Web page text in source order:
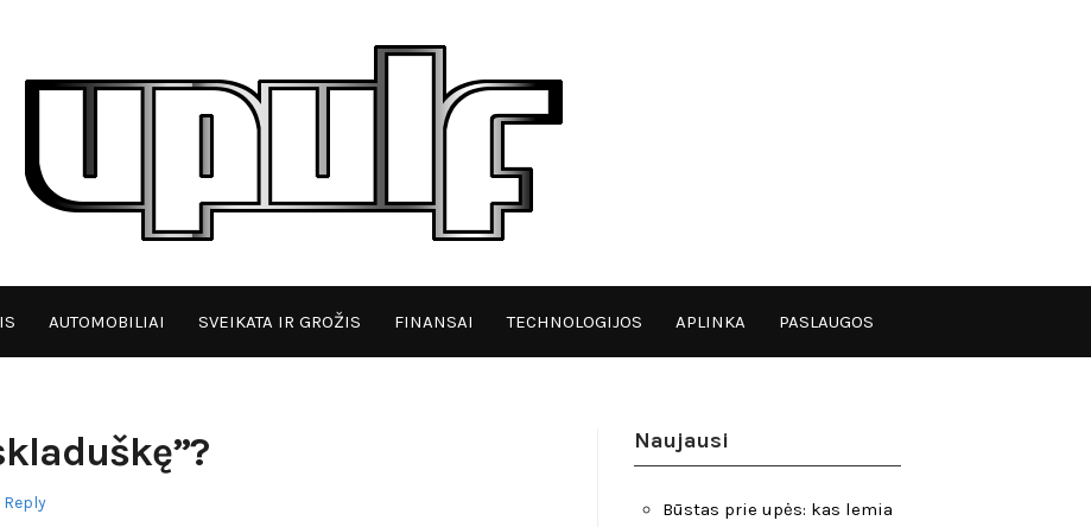
AUTOMOBILIAI SVEIKATA IR GROŽIS FINANSAI TECHNOLOGIJOS APLINKA PASLAUGOS
Reply
Naujausi
Būstas prie upės: kas lemia